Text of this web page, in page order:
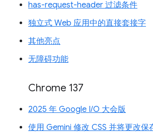
has-request-header 过滤条件
独立式 Web 应用中的直接套接字
其他亮点
无障碍功能
Chrome 137
2025 年 Google I/O 大会版
使用 Gemini 修改 CSS 并将更改保